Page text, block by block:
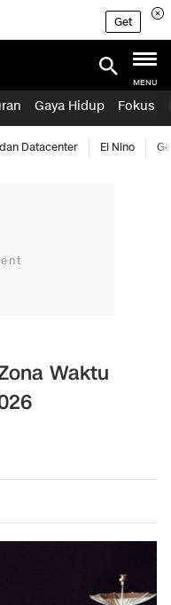
Get
MENU
Gaya Hidup Fokus
Datacenter El Nino
Waktu